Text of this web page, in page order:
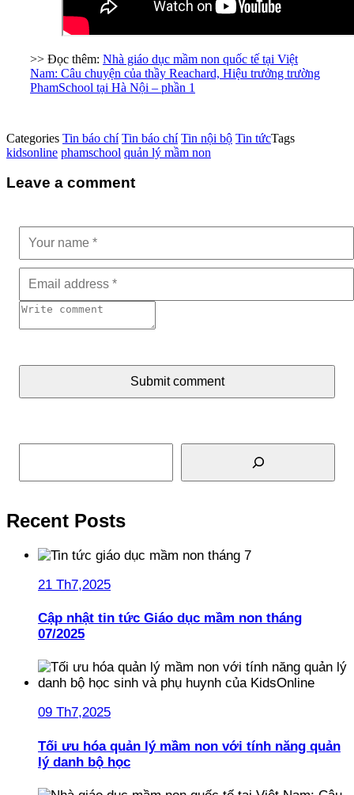
>> Đọc thêm: Nhà giáo dục mầm non quốc tế tại Việt
Nam: Câu chuyện của thầy Reachard, Hiệu trưởng trường
PhamSchool tại Hà Nội – phần 1
Categories Tin báo chí Tin báo chí Tin nội bộ Tin tứcTags
kidsonline phamschool quản lý mầm non
Leave a comment
Submit comment
Tìm kiếm
Recent Posts
21 Th7,2025
Cập nhật tin tức Giáo dục mầm non tháng
07/2025
09 Th7,2025
Tối ưu hóa quản lý mầm non với tính năng quản
lý danh bộ học